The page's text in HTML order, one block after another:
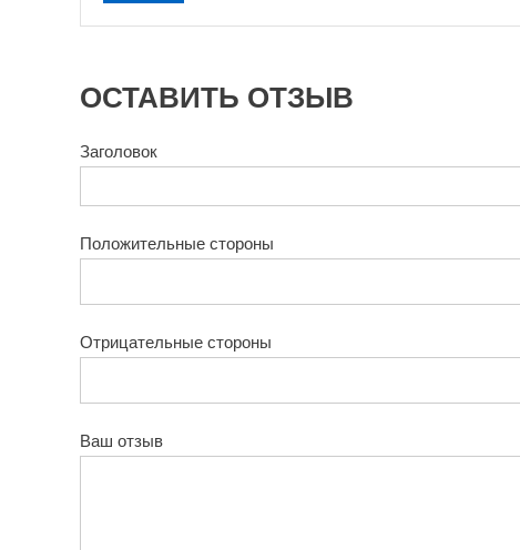
ОСТАВИТЬ ОТЗЫВ
Заголовок
Положительные стороны
Отрицательные стороны
Ваш отзыв